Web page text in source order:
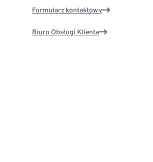
Formularz kontaktowy
Biuro Obsługi Klienta